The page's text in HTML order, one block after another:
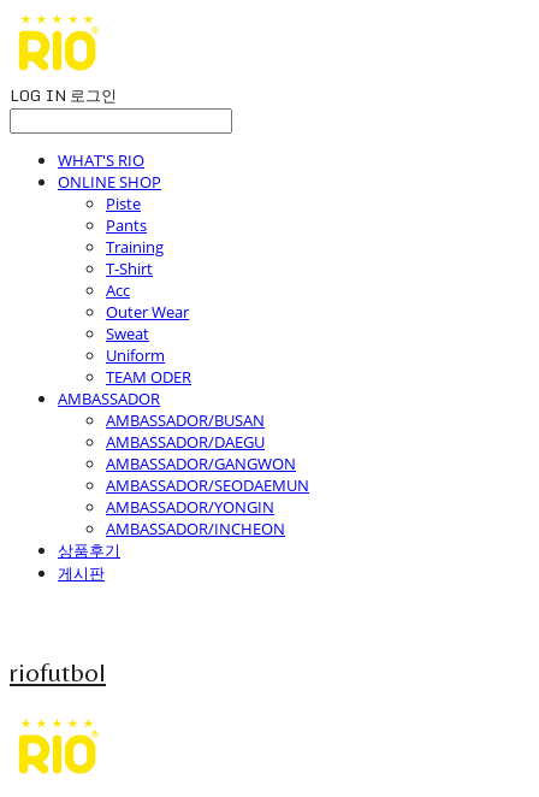
LOG IN 로그인
WHAT'S RIO
ONLINE SHOP
Piste
Pants
Training
T-Shirt
Acc
Outer Wear
Sweat
Uniform
TEAM ODER
AMBASSADOR
AMBASSADOR/BUSAN
AMBASSADOR/DAEGU
AMBASSADOR/GANGWON
AMBASSADOR/SEODAEMUN
AMBASSADOR/YONGIN
AMBASSADOR/INCHEON
상품후기
게시판
riofutbol